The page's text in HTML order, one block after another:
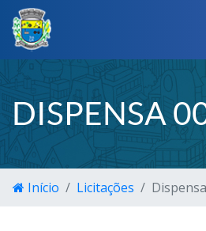
DISPENSA
Início Licitações